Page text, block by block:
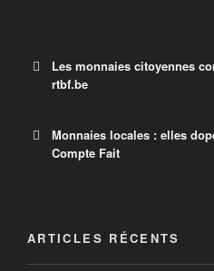
Les monnaies citoyennes
rtbf.be
Auvio
Monnaies locales : elles
Compte Fait
ARTICLES RÉCENTS